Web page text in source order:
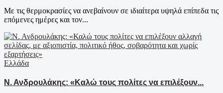
Με τις θερμοκρασίες να ανεβαίνουν σε ιδιαίτερα υψηλά επίπεδα τις
επόμενες ημέρες και τον...
Ελλάδα
Ν. Ανδρουλάκης: «Καλώ τους πολίτες να επιλέξουν...